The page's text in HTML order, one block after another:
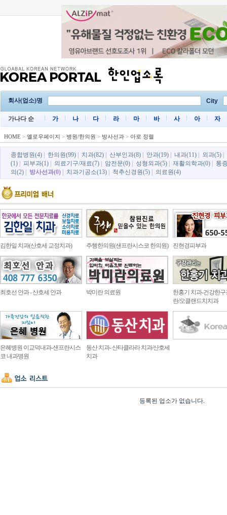
회사(업소)명 City
가나다 순 가 나 다 라 마 바 사 아 자
HOME > 옐로우페이지 > 병원/한의원 > 방사선과 > 아로 정렬
종합병원(4) 한의원(99) 치과(82) 산부인과(8) 안과(19) 내과(11) 외과(5)
(1)
피부과(1) 의료기구/재료(7) 암전문(0) 성형외과(5) 재활의학과(0)
통
의(2)
방사선과(0) 치과기공소(13) 척추신경원(5) 의료원(4)
김한일 치과(산호세 교정치과) 주행한의원(샌프란시스코 한의원) 진현경피부과
최호선 안과 - 산호세 안과 박미란 의료원
한홍기 치과-건강한
란/오클랜드치치과
은혜병원 이교덕내과-샌프란시스
코 내과병원
동산 치과- 산타클라라 치과/산호세
치과
등록된 업소가 없습니다.